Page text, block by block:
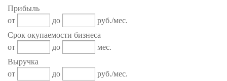
Прибыль
от
до
руб./мес.
Срок окупаемости бизнеса
от
до
мес.
Выручка
от
до
руб./мес.